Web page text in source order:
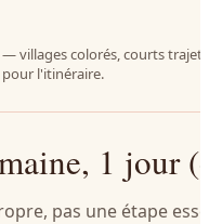
villages colorés, courts
l'itinéraire.
1 jour
pas une étape